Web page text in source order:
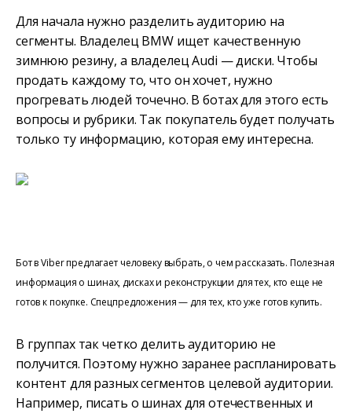
Для начала нужно разделить аудиторию на
сегменты. Владелец BMW ищет качественную
зимнюю резину, а владелец Audi — диски. Чтобы
продать каждому то, что он хочет, нужно
прогревать людей точечно. В ботах для этого есть
вопросы и рубрики. Так покупатель будет получать
только ту информацию, которая ему интересна.
Бот в Viber предлагает человеку выбрать, о чем рассказать. Полезная
информация о шинах, дисках и реконструкции для тех, кто еще не
готов к покупке. Спецпредложения — для тех, кто уже готов купить.
В группах так четко делить аудиторию не
получится. Поэтому нужно заранее распланировать
контент для разных сегментов целевой аудитории.
Например, писать о шинах для отечественных и